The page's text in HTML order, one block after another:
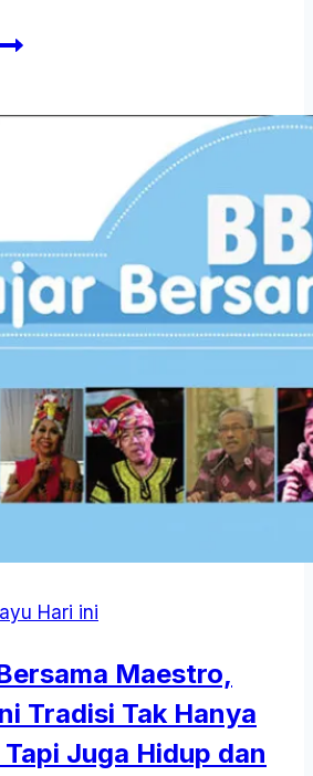
Hari ini
Maestro,
Tradisi Tak Hanya
Juga Hidup dan